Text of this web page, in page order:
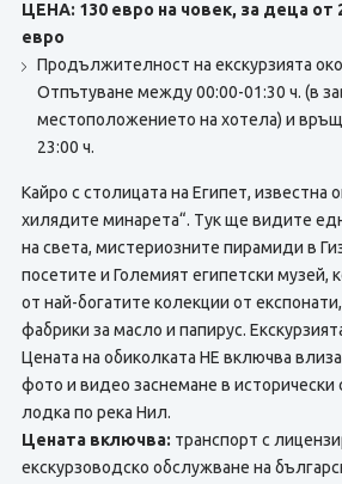
ЦЕНА: 130 евро на човек, за деца от
евро
Продължителност на екскурзията
Отпътуване между 00:00-01:30 ч. (в
местоположението на хотела) и
23:00 ч.
Кайро с столицата на Египет, известна
хилядите минарета“. Тук ще видите
на света, мистериозните пирамиди в
посетите и Големият египетски музей,
от най-богатите колекции от
фабрики за масло и папирус.
Цената на обиколката НЕ включва
фото и видео заснемане в исторически
лодка по река Нил.
Цената включва: транспорт с
екскурзоводско обслужване на